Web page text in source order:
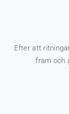
Efter att
fram och